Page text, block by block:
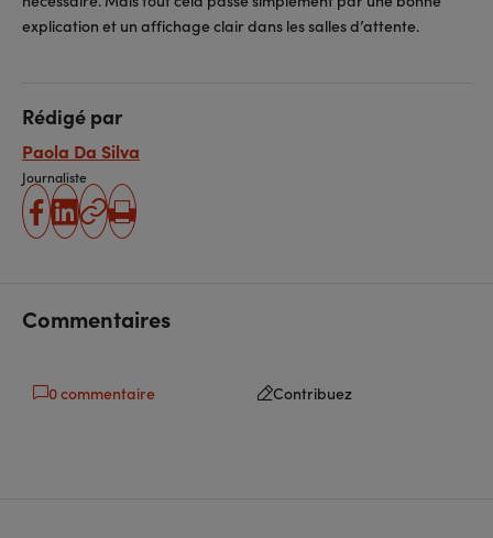
explication et un affichage clair dans les salles d’attente.
Rédigé par
Paola Da Silva
Journaliste
partager
partager
Copier
Imprimer
Commentaires
0 commentaire Contribuez